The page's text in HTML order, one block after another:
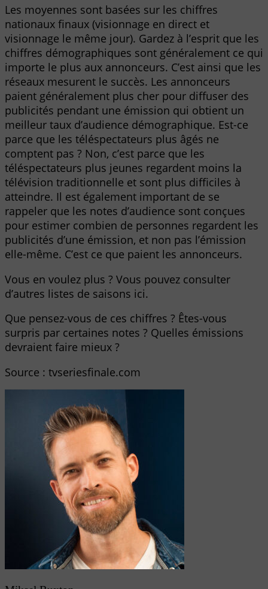
Les moyennes sont basées sur les chiffres
nationaux finaux (visionnage en direct et
visionnage le même jour). Gardez à l’esprit que les
chiffres démographiques sont généralement ce qui
importe le plus aux annonceurs. C’est ainsi que les
réseaux mesurent le succès. Les annonceurs
paient généralement plus cher pour diffuser des
publicités pendant une émission qui obtient un
meilleur taux d’audience démographique. Est-ce
parce que les téléspectateurs plus âgés ne
comptent pas ? Non, c’est parce que les
téléspectateurs plus jeunes regardent moins la
télévision traditionnelle et sont plus difficiles à
atteindre. Il est également important de se
rappeler que les notes d’audience sont conçues
pour estimer combien de personnes regardent les
publicités d’une émission, et non pas l’émission
elle-même. C’est ce que paient les annonceurs.
Vous en voulez plus ? Vous pouvez consulter
d’autres listes de saisons ici.
Que pensez-vous de ces chiffres ? Êtes-vous
surpris par certaines notes ? Quelles émissions
devraient faire mieux ?
Source : tvseriesfinale.com